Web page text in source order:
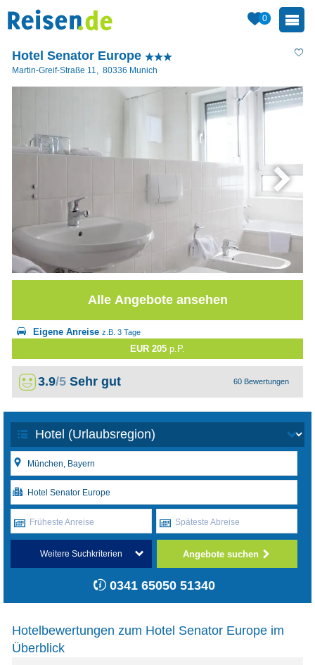
0
Hotel Senator Europe
Martin-Greif-Straße 11, 80336 Munich
Alle Angebote ansehen
Eigene Anreise z.B. 3 Tage
EUR 205 p.P.
3.9/5 Sehr gut 60 Bewertungen
Früheste Anreise Späteste Abreise
Weitere Suchkriterien Angebote suchen
0341 65050 51340
Hotelbewertungen zum Hotel Senator Europe im
Überblick